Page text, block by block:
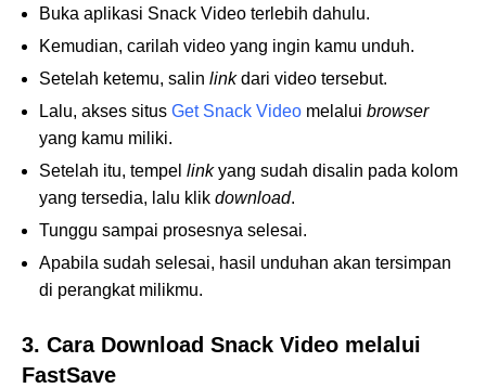
Buka aplikasi Snack Video terlebih dahulu.
Kemudian, carilah video yang ingin kamu unduh.
Setelah ketemu, salin linkdari video tersebut.
Lalu, akses situs Get Snack Video melalui browser
yang kamu miliki.
Setelah itu, tempel linkyang sudah disalin pada kolom
yang tersedia, lalu klik download.
Tunggu sampai prosesnya selesai.
Apabila sudah selesai, hasil unduhan akan tersimpan
di perangkat milikmu.
3. Cara Download Snack Video melalui
FastSave